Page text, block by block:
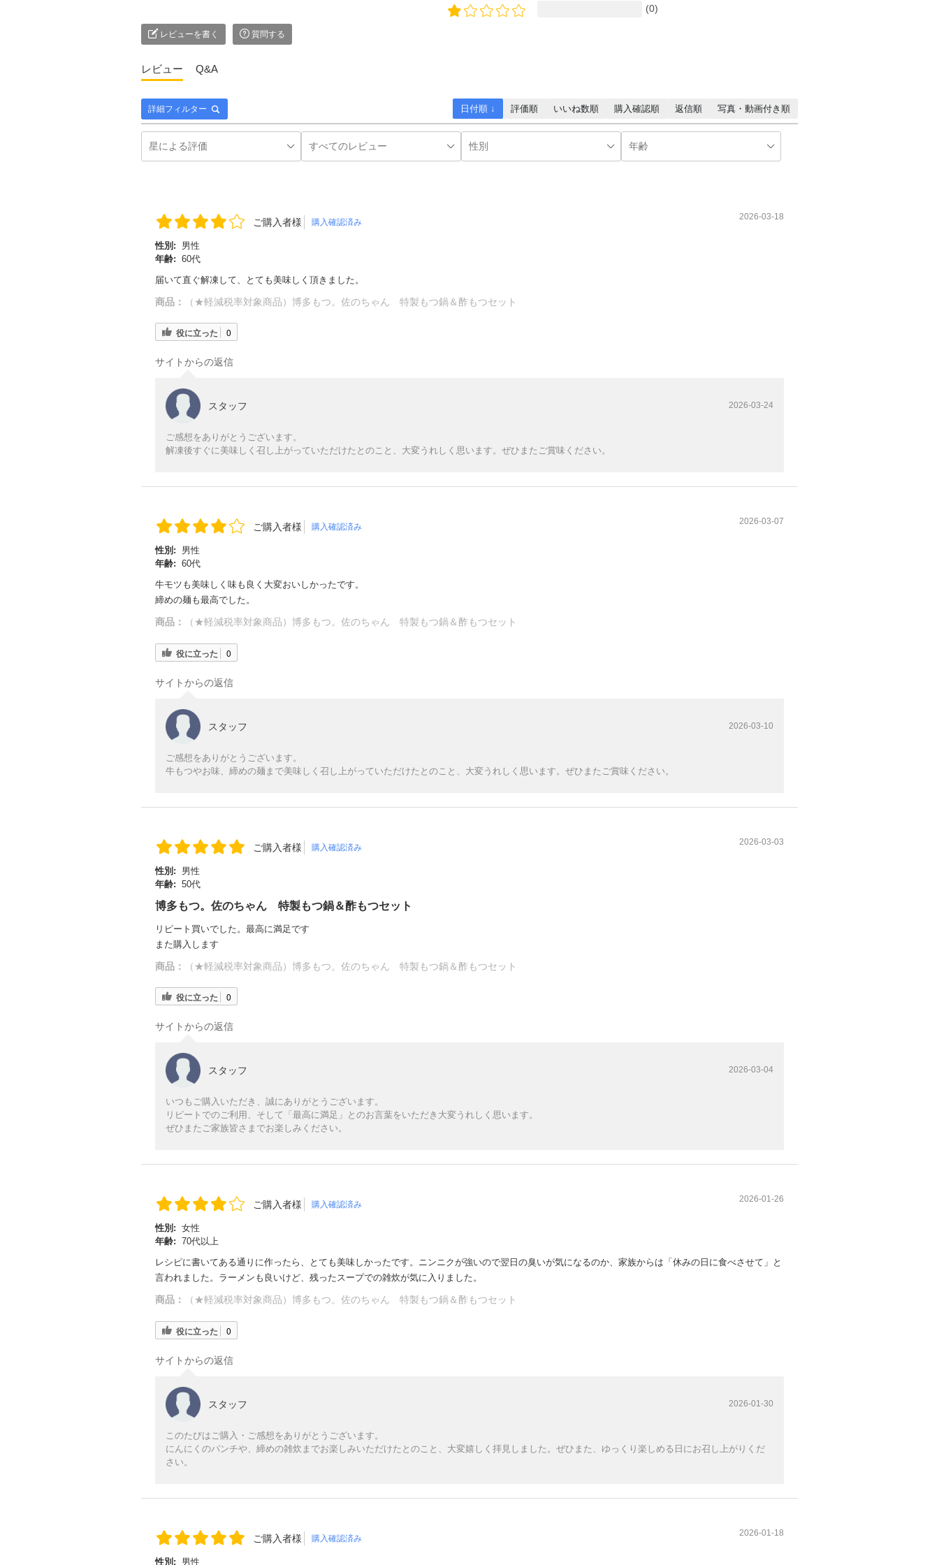
(0)
レビューを書く 質問する
レビュー Q&A
詳細フィルター 日付順 ↓ 評価順 いいね数順 購入確認順 返信順 写真・動画付き順
ご購入者様 購入確認済み
2026-03-18
性別:
男性
年齢: 60代
届いて直ぐ解凍して、とても美味しく頂きました。
商品： （★軽減税率対象商品）博多もつ。佐のちゃん 特製もつ鍋＆酢もつセット
役に立った 0
サイトからの返信
スタッフ 2026-03-24
ご感想をありがとうございます。
解凍後すぐに美味しく召し上がっていただけたとのこと、大変うれしく思います。ぜひまたご賞味ください。
ご購入者様 購入確認済み
2026-03-07
性別:
男性
年齢: 60代
牛モツも美味しく味も良く大変おいしかったです。
締めの麺も最高でした。
商品： （★軽減税率対象商品）博多もつ。佐のちゃん 特製もつ鍋＆酢もつセット
役に立った 0
サイトからの返信
スタッフ 2026-03-10
ご感想をありがとうございます。
牛もつやお味、締めの麺まで美味しく召し上がっていただけたとのこと、大変うれしく思います。ぜひまたご賞味ください。
ご購入者様 購入確認済み
2026-03-03
性別:
男性
年齢: 50代
博多もつ。佐のちゃん 特製もつ鍋＆酢もつセット
リピート買いでした。最高に満足です
また購入します
商品： （★軽減税率対象商品）博多もつ。佐のちゃん 特製もつ鍋＆酢もつセット
役に立った 0
サイトからの返信
スタッフ 2026-03-04
いつもご購入いただき、誠にありがとうございます。
リピートでのご利用、そして「最高に満足」とのお言葉をいただき大変うれしく思います。
ぜひまたご家族皆さまでお楽しみください。
ご購入者様 購入確認済み
2026-01-26
性別: 女性
年齢: 70代以上
レシピに書いてある通りに作ったら、とても美味しかったです。ニンニクが強いので翌日の臭いが気になるのか、家族からは「休みの日に食べさせて」と
言われました。ラーメンも良いけど、残ったスープでの雑炊が気に入りました。
商品： （★軽減税率対象商品）博多もつ。佐のちゃん 特製もつ鍋＆酢もつセット
役に立った 0
サイトからの返信
スタッフ 2026-01-30
このたびはご購入・ご感想をありがとうございます。
にんにくのパンチや、締めの雑炊までお楽しみいただけたとのこと、大変嬉しく拝見しました。ぜひまた、ゆっくり楽しめる日にお召し上がりくだ
さい。
ご購入者様 購入確認済み
2026-01-18
性別: 男性